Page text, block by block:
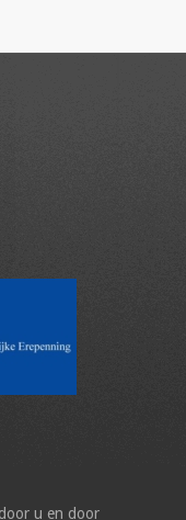
u en door